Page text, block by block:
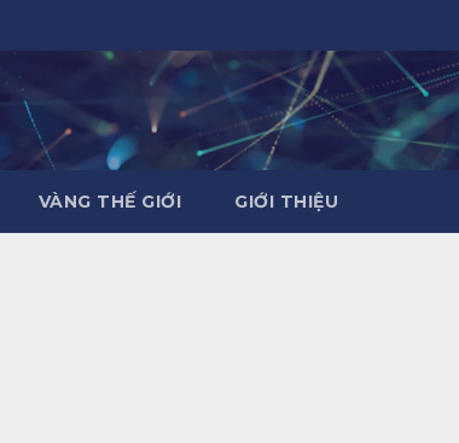
VÀNG THẾ GIỚI GIỚI THIỆU